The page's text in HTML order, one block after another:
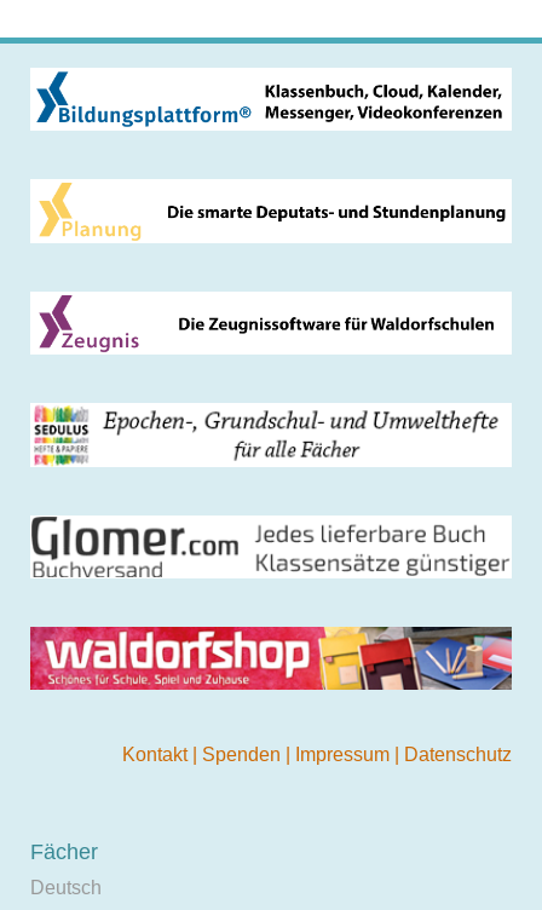
Kontakt Spenden Impressum Datenschutz
Fächer
Deutsch